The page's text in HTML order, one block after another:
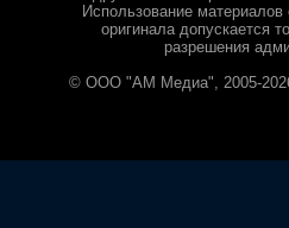
Использование материалов
оригинала допускается
разрешения
© ООО "АМ Медиа", 2005-